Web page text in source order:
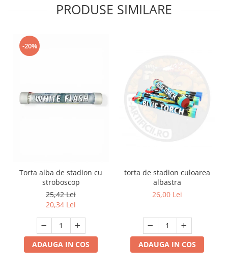
PRODUSE SIMILARE
-20%
Torta alba de stadion cu
stroboscop
25,42 Lei
20,34 Lei
ADAUGA IN COS
torta de stadion culoarea
albastra
26,00 Lei
ADAUGA IN COS